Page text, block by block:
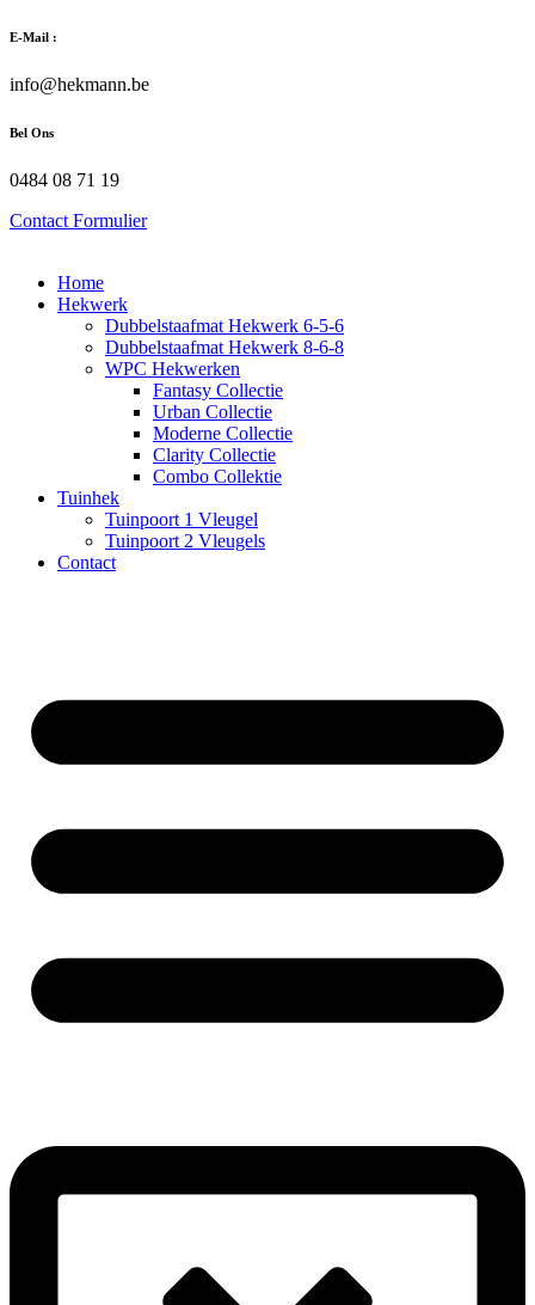
Zum
wechseln
E-Mail :
info@hekmann.be
Bel Ons
0484 08 71 19
Contact Formulier
Home
Hekwerk
Dubbelstaafmat Hekwerk 6-5-6
Dubbelstaafmat Hekwerk 8-6-8
WPC Hekwerken
Fantasy Collectie
Urban Collectie
Moderne Collectie
Clarity Collectie
Combo Collektie
Tuinhek
Tuinpoort 1 Vleugel
Tuinpoort 2 Vleugels
Contact